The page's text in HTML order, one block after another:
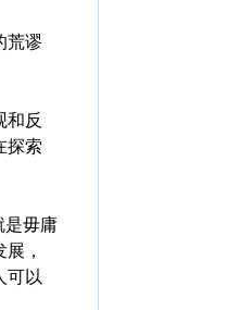
荒谬
和反
探索
是毋庸
，
可以